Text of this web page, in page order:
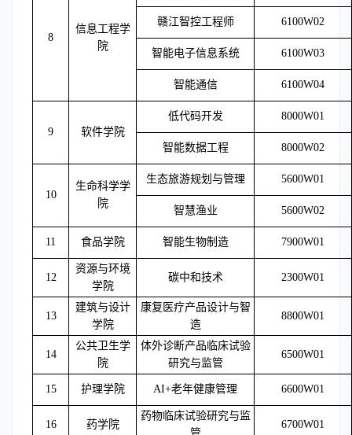
8
信息工程学
院
赣江智控工程师 6100W02
智能电子信息系统 6100W03
智能通信 6100W04
9 软件学院
低代码开发 8000W01
智能数据工程 8000W02
10
生命科学学
院
生态旅游规划与管理 5600W01
智慧渔业 5600W02
11 食品学院 智能生物制造 7900W01
12
资源与环境
学院
碳中和技术 2300W01
13
建筑与设计
学院
康复医疗产品设计与智
造
8800W01
14
公共卫生学
院
体外诊断产品临床试验
研究与监管
6500W01
15 护理学院 AI+老年健康管理 6600W01
16 药学院
药物临床试验研究与监
6700W01